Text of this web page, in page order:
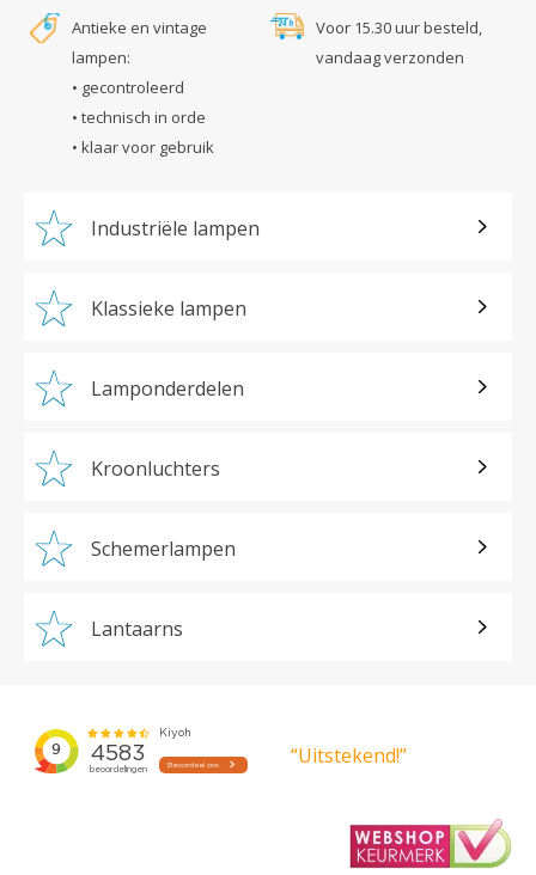
Antieke en vintage
lampen:
• gecontroleerd
• technisch in orde
• klaar voor gebruik
Voor 15.30 uur besteld,
vandaag verzonden
Industriële lampen
Klassieke lampen
Lamponderdelen
Kroonluchters
Schemerlampen
Lantaarns
“Uitstekend!”